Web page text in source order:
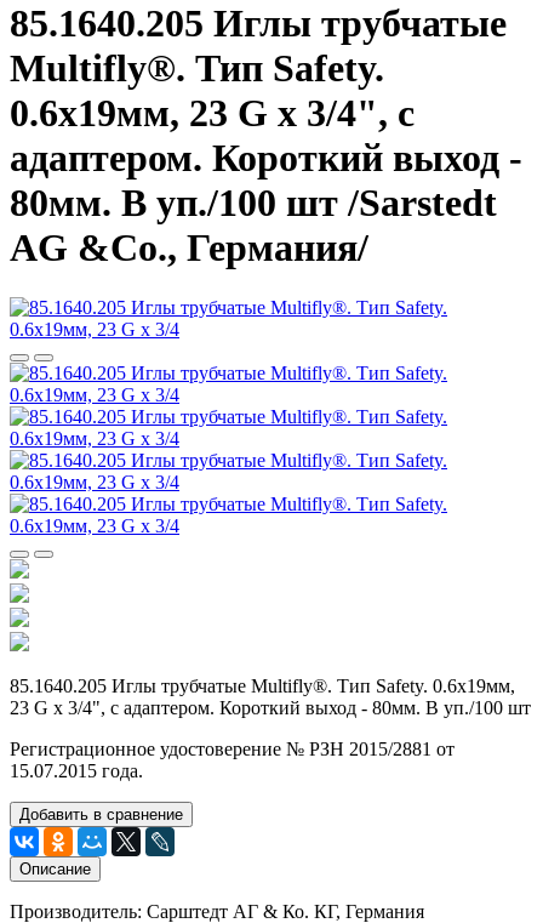
85.1640.205 Иглы трубчатые
Multifly®. Тип Safety.
0.6х19мм, 23 G x 3/4", с
адаптером. Короткий выход -
80мм. В уп./100 шт /Sarstedt
AG &Co., Германия/
85.1640.205 Иглы трубчатые Multifly®. Тип Safety. 0.6х19мм,
23 G x 3/4", с адаптером. Короткий выход - 80мм. В уп./100 шт
Регистрационное удостоверение № РЗН 2015/2881 от
15.07.2015 года.
Добавить в сравнение
Описание
Производитель: Сарштедт АГ & Ко. КГ, Германия